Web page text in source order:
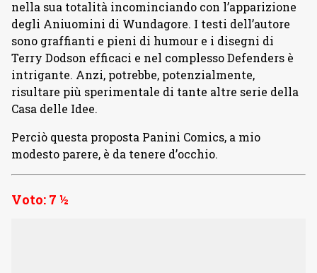
nella sua totalità incominciando con l’apparizione
degli Aniuomini di Wundagore. I testi dell’autore
sono graffianti e pieni di humour e i disegni di
Terry Dodson efficaci e nel complesso Defenders è
intrigante. Anzi, potrebbe, potenzialmente,
risultare più sperimentale di tante altre serie della
Casa delle Idee.
Perciò questa proposta Panini Comics, a mio
modesto parere, è da tenere d’occhio.
Voto: 7 ½